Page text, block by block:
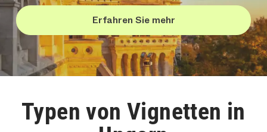
Erfahren Sie mehr
Typen von Vignetten in